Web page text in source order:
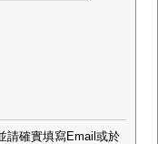
請確實填寫Email或於